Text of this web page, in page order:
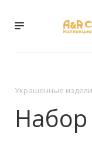
Украшенные